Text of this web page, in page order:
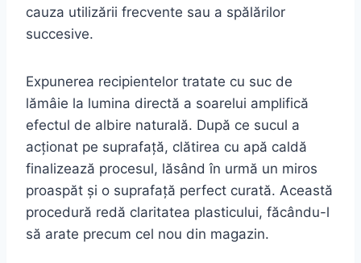
cauza utilizării frecvente sau a spălărilor
succesive.
Expunerea recipientelor tratate cu suc de
lămâie la lumina directă a soarelui amplifică
efectul de albire naturală. După ce sucul a
acționat pe suprafață, clătirea cu apă caldă
finalizează procesul, lăsând în urmă un miros
proaspăt și o suprafață perfect curată. Această
procedură redă claritatea plasticului, făcându-l
să arate precum cel nou din magazin.